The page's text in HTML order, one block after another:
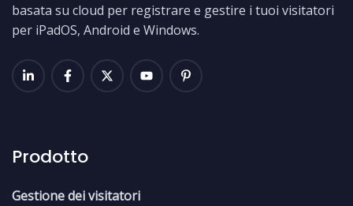
basata su cloud per registrare e gestire i tuoi visitatori
per iPadOS, Android e Windows.
Prodotto
Gestione dei visitatori